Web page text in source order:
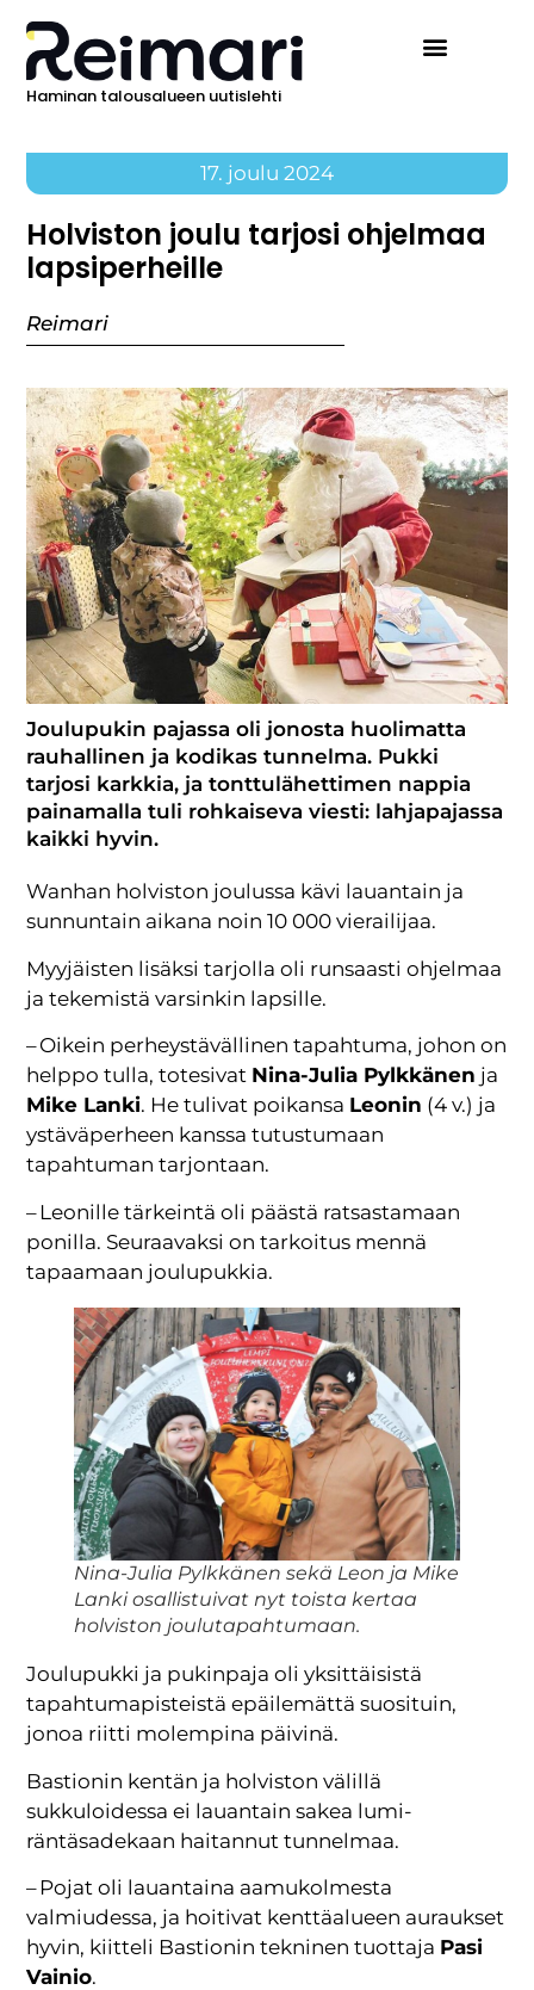
Haminan talousalueen uutislehti
17. joulu 2024
Holviston joulu tarjosi ohjelmaa
lapsiperheille
Reimari
Joulupukin pajassa oli jonosta huolimatta
rauhallinen ja kodikas tunnelma. Pukki
tarjosi karkkia, ja tonttulähettimen nappia
painamalla tuli rohkaiseva viesti: lahjapajassa
kaikki hyvin.
Wanhan holviston joulussa kävi lauantain ja
sunnuntain aikana noin 10 000 vierailijaa.
Myyjäisten lisäksi tarjolla oli runsaasti ohjelmaa
ja tekemistä varsinkin lapsille.
– Oikein perheystävällinen tapahtuma, johon on
helppo tulla, totesivat Nina-Julia Pylkkänen ja
Mike Lanki. He tulivat poikansa Leonin (4 v.) ja
ystäväperheen kanssa tutustumaan
tapahtuman tarjontaan.
– Leonille tärkeintä oli päästä ratsastamaan
ponilla. Seuraavaksi on tarkoitus mennä
tapaamaan joulupukkia.
Nina-Julia Pylkkänen sekä Leon ja Mike
Lanki osallistuivat nyt toista kertaa
holviston joulutapahtumaan.
Joulupukki ja pukinpaja oli yksittäisistä
tapahtumapisteistä epäilemättä suosituin,
jonoa riitti molempina päivinä.
Bastionin kentän ja holviston välillä
sukkuloidessa ei lauantain sakea lumi-
räntäsadekaan haitannut tunnelmaa.
– Pojat oli lauantaina aamukolmesta
valmiudessa, ja hoitivat kenttäalueen auraukset
hyvin, kiitteli Bastionin tekninen tuottaja Pasi
Vainio.